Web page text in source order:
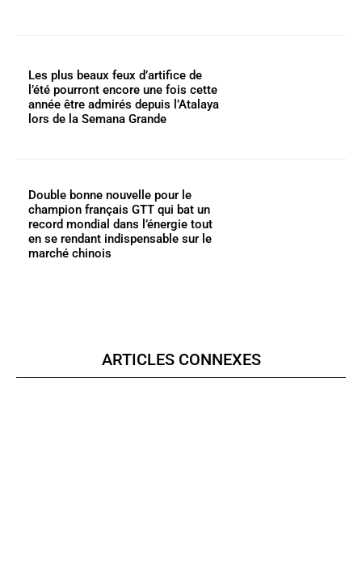
Les plus beaux feux d’artifice de
l’été pourront encore une fois cette
année être admirés depuis l’Atalaya
lors de la Semana Grande
Double bonne nouvelle pour le
champion français GTT qui bat un
record mondial dans l’énergie tout
en se rendant indispensable sur le
marché chinois
ARTICLES CONNEXES